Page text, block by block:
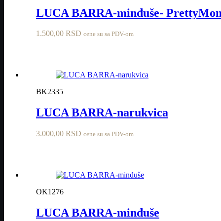
LUCA BARRA-minđuše-
1.500,00 RSD cene su sa PDV-om
BK2335
LUCA BARRA-narukvica
3.000,00 RSD cene su sa PDV-om
OK1276
LUCA BARRA-minđuše